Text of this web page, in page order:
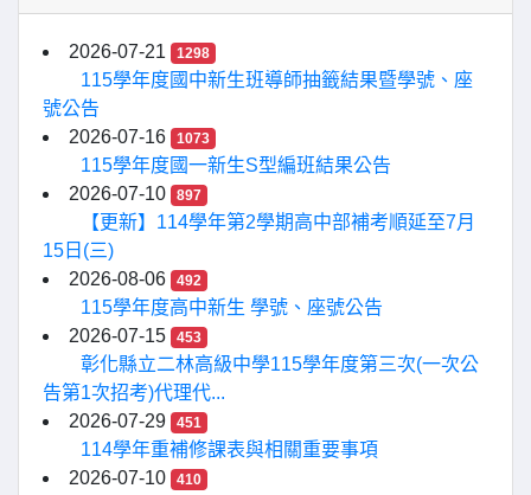
2026-07-21 1298
115學年度國中新生班導師抽籤結果暨學號、座
號公告
2026-07-16
1073
115學年度國一新生S型編班結果公告
2026-07-10
897
【更新】114學年第2學期高中部補考順延至7月
15日(三)
2026-08-06
492
115學年度高中新生 學號、座號公告
2026-07-15
453
彰化縣立二林高級中學115學年度第三次(一次公
告第1次招考)代理代...
2026-07-29
451
114學年重補修課表與相關重要事項
2026-07-10
410